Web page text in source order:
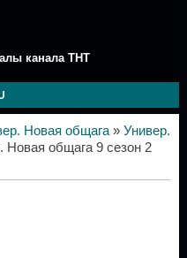
канала ТНТ
Новая общага» Универ.
Новая общага 9 сезон 2